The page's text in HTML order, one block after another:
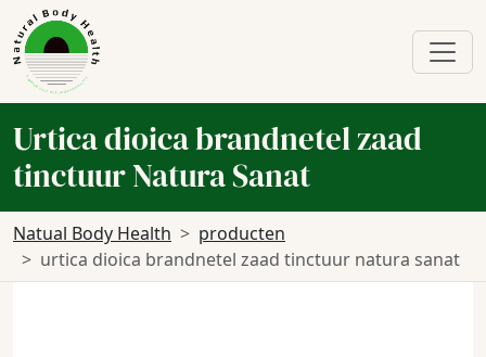
Urtica dioica brandnetel zaad
tinctuur Natura Sanat
Natual Body Health
producten
urtica dioica brandnetel zaad tinctuur natura sanat